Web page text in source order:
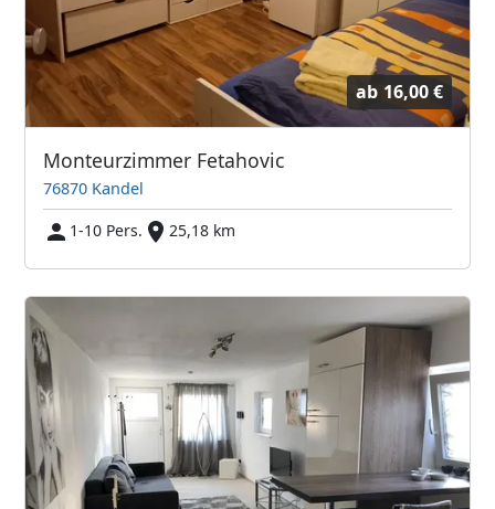
ab 16,00 €
Monteurzimmer Fetahovic
76870 Kandel
1-10 Pers.
25,18 km